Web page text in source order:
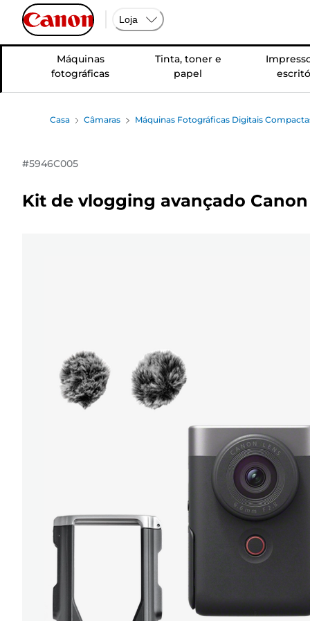
Loja
Máquinas
fotográficas
Tinta, toner e
papel
Casa Câmaras Máquinas Fotográficas Digitais
#5946C005
Kit de vlogging avançado